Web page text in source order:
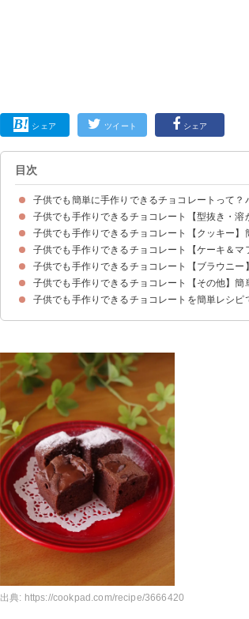
シェア ツイート シェア
目次
子供でも簡単に手作りできるチョコレートって？
子供でも手作りできるチョコレート【型抜き・溶
①100均のアルミカップに流すだけのカップチョコ
②型に流すだけのビスケットチョコレート
③子供でも作れる型抜きチョコレート
④100均の材料で作るスプーンチョコレート
⑤100均の型で作るハートのチョコレート
⑥おしゃれなマンディアン
⑦ピンクチョコレートのパレット
子供でも手作りできるチョコレート【クッキー】
①バレンタインに最適なチョコチャンククッキー
②ホットケーキミックスで作るチョコレートクッキー
③濃厚チョコレートクッキー
④子供に人気のチョコチップクッキー
⑤しっとり生チョコレートクッキー
⑥マシュマロで作るチョコレートクッキー
子供でも手作りできるチョコレート【ケーキ＆マ
①簡単に作れるチョコレートマフィン
②チョコチップの簡単マフィン
③オーブンを使わないで作るガトーショコラ
④おやつにもおすすめなチョコレートのカップケーキ
⑤マシュマロの簡単チョコレートケーキ
⑥マフィンカップのガトーショコラ
⑦板チョコのバナナパウンドケーキ
子供でも手作りできるチョコレート【ブラウニー
①ロータスビスケットのチョコブラウニー
②アレンジ自在のチョコレートブラウニー
③一口サイズの簡単ブラウニー
④スティックチョコレートブラウニー
⑤おしゃれなオレオブラウニー
⑥ミニカップのチョコレートブラウニー
⑦バレンタインに最適なブラウニーバー
子供でも手作りできるチョコレート【その他】簡
①2つの材料で作れる簡単チョコクランチ
②レンジで作れる簡単生チョコ
③混ぜて丸めるだけの簡単トリュフ
④おやつにも最適な濃厚チョコレートプリン
⑤おしゃれでかわいいロリポップ
⑥簡単生チョコタルト
子供でも手作りできるチョコレートを簡単レシピ
出典: https://cookpad.com/recipe/3666420